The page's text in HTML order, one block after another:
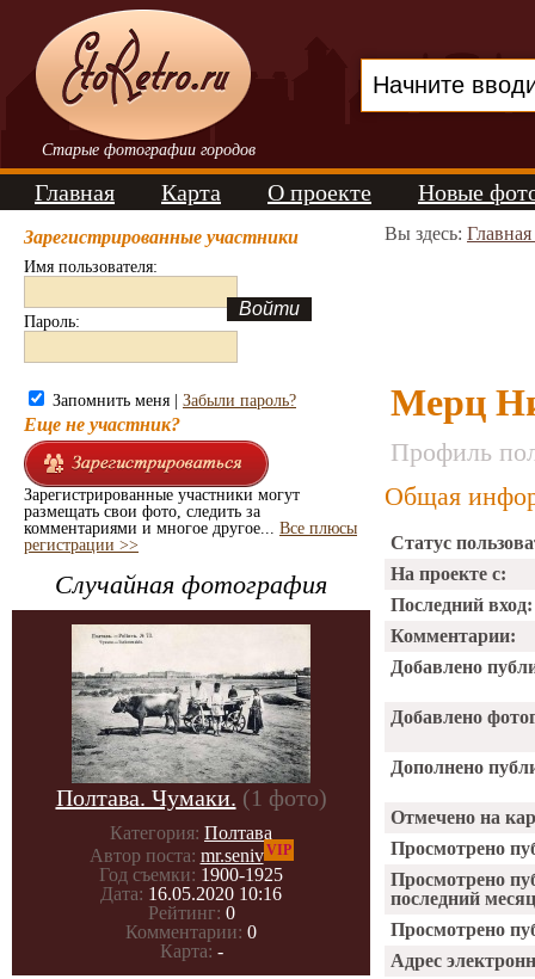
Старые фотографии городов
Главная Карта О проекте Новые
Зарегистрированные участники
Имя пользователя:
Пароль:
Запомнить меня | Забыли пароль?
Еще не участник?
Зарегистрированные участники могут
размещать свои фото, следить за
комментариями и многое другое... Все плюсы
регистрации >>
Случайная фотография
Полтава. Чумаки. (1 фото)
Категория: Полтава
Автор поста: mr.senivVIP
Год съемки: 1900-1925
Дата: 16.05.2020 10:16
Рейтинг: 0
Комментарии: 0
Карта: -
Вы здесь:
Мерц
Профиль
Общая
Статус
На проекте с:
Последний вход:
Комментарии:
Добавлено
Добавлено
Дополнено
Отмечено на
Просмотрено
Просмотрено
последний
Просмотрено
Адрес